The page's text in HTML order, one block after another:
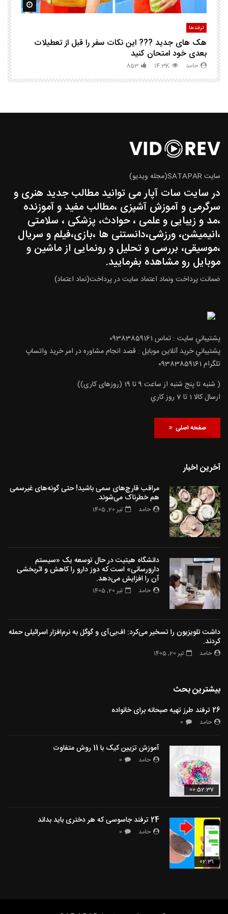
مشاهده
ترفندها
هک های جدید ??️? این نکات سفر را قبل از تعطیلات
بعدی خود امتحان کنید
حامد 14.3K
853
مشاهده بعدا
سایت SATAPAR(مجله ویدیو)
در سایت سات آپار می توانید مطالب جدید هنری و
سرگرمی و آموزش آشپزی ،مطالب مفید و آموزنده
،مد و زیبایی و علمی ، حوادث، پزشکی ، سلامتی
،انیمیشن، ورزشی،دانستنی ها ،بازی،فیلم و سریال
،موسیقی، بررسی و تحلیل و رونمایی از ماشین و
موبایل رو مشاهده بفرمایید.
ضمانت پرداخت ونماد اعتماد سایت در پرداخت(نماد اعتماد)
پشتيباني سايت : تماس 09383859161
پشتيباني خريد آنلاين موبايل : قصد انجام مشاوره در امر خرید واتساپ
تلگرام 09383859161
( شنبه تا پنج شنبه از ساعت 9 تا 19 (روزهای کاری))
ارسال كالا 1 تا 7 روز كاري
صفحه اصلی
آخرین اخبار
مراقب قارچ‌های سمی باشید! حتی گونه‌های غیرسمی
هم خطرناک می‌شوند.
حامد تیر 20, 1405
دانشگاه هیتیت در حال توسعه یک «سیستم
دارورسانی» است که دوز دارو را کاهش و اثربخشی
آن را افزایش می‌دهد.
حامد تیر 20, 1405
داشت تلویزیون را تسخیر می‌کرد: اف‌بی‌آی و گوگل به نرم‌افزار اسرائیلی حمله
کردند.
حامد تیر 20, 1405
بیشترین بحث
26 ترفند طرز تهیه صبحانه برای خانواده
حامد 0
00:52:37
آموزش تزیین کیک با 11 روش متفاوت
حامد 0
02:31
24 ترفند جاسوسی که هر دختری باید بداند
حامد 0